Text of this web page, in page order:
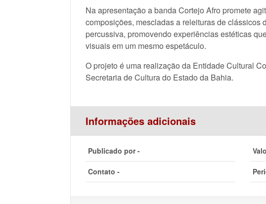
Na apresentação a banda Cortejo Afro promete
composições, mescladas a releituras de clássicos
percussiva, promovendo experiências estéticas
visuais em um mesmo espetáculo.
O projeto é uma realização da Entidade Cultural
Secretaria de Cultura do Estado da Bahia.
Informações adicionais
Publicado por -
Contato -